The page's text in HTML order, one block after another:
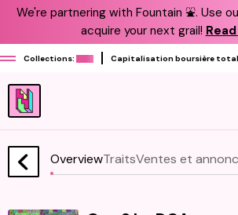
We're partnering with Fountain ⛲️. Use
acquire your next grail!
Collections: Capitalisation boursière
OverviewTraitsVentes et